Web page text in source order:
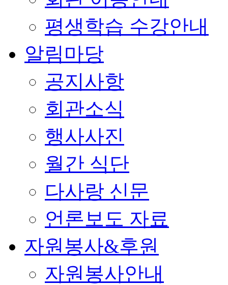
평생학습 수강안내
알림마당
공지사항
회관소식
행사사진
월간 식단
다사랑 신문
언론보도 자료
자원봉사&후원
자원봉사안내